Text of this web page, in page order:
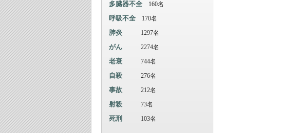
多臓器不全 160名
呼吸不全 170名
肺炎 1297名
がん 2274名
老衰 744名
自殺 276名
事故 212名
射殺 73名
死刑 103名